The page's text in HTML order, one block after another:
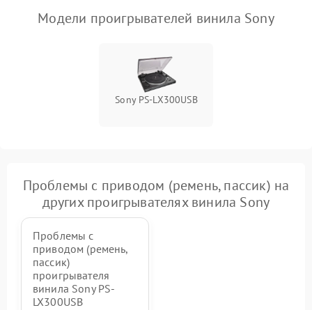
Модели проигрывателей винила Sony
Sony PS-LX300USB
Проблемы с приводом (ремень, пассик) на
других проигрывателях винила Sony
Проблемы с
приводом (ремень,
пассик)
проигрывателя
винила Sony PS-
LX300USB